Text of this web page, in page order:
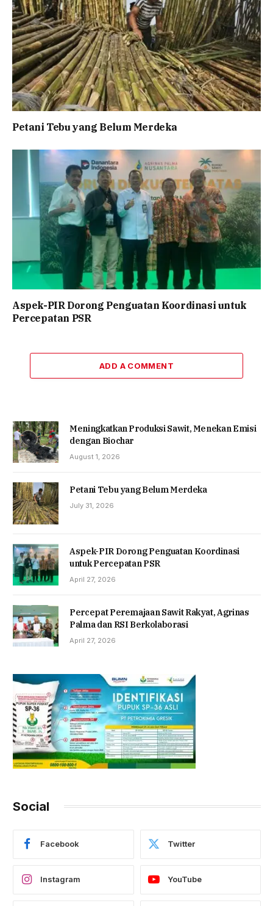
Petani Tebu yang Belum Merdeka
Aspek-PIR Dorong Penguatan Koordinasi untuk
Percepatan PSR
ADD A COMMENT
Meningkatkan Produksi Sawit, Menekan Emisi
dengan Biochar
August 1, 2026
Petani Tebu yang Belum Merdeka
July 31, 2026
Aspek-PIR Dorong Penguatan Koordinasi
untuk Percepatan PSR
April 27, 2026
Percepat Peremajaan Sawit Rakyat, Agrinas
Palma dan RSI Berkolaborasi
April 27, 2026
Social
Facebook Twitter
Instagram YouTube